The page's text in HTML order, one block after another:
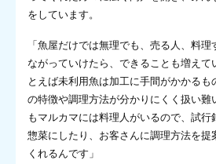
をしています。
「魚屋だけでは無理でも、売る人、料
ながっていけたら、できることも増えて
とえば未利用魚は加工に手間がかかる
の特徴や調理方法が分かりにくく扱い難
もマルカマには料理人がいるので、試
惣菜にしたり、お客さんに調理方法を提
くれるんです」